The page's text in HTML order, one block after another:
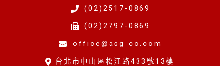
(02)2517-0869
(02)2797-0869
office@asg-co.com
台北市中山區松江路433號13樓